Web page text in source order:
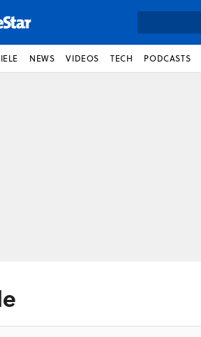
NEWS VIDEOS TECH PODCASTS